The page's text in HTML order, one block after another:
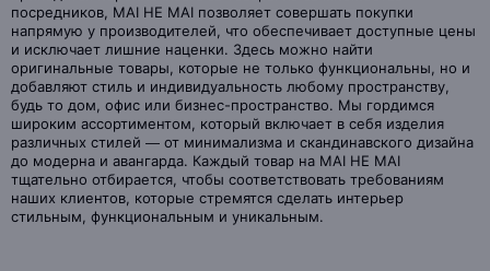
посредников, MAI HE MAI позволяет совершать покупки
напрямую у производителей, что обеспечивает доступные цены
и исключает лишние наценки. Здесь можно найти
оригинальные товары, которые не только функциональны, но и
добавляют стиль и индивидуальность любому пространству,
будь то дом, офис или бизнес-пространство. Мы гордимся
широким ассортиментом, который включает в себя изделия
различных стилей — от минимализма и скандинавского дизайна
до модерна и авангарда. Каждый товар на MAI HE MAI
тщательно отбирается, чтобы соответствовать требованиям
наших клиентов, которые стремятся сделать интерьер